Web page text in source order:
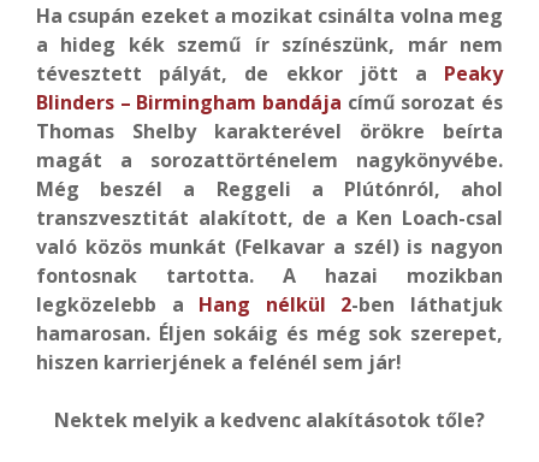
Ha csupán ezeket a mozikat csinálta volna meg
a hideg kék szemű ír színészünk, már nem
tévesztett pályát, de ekkor jött a Peaky
Blinders – Birmingham bandája című sorozat és
Thomas Shelby karakterével örökre beírta
magát a sorozattörténelem nagykönyvébe.
Még beszél a Reggeli a Plútónról, ahol
transzvesztitát alakított, de a Ken Loach-csal
való közös munkát (Felkavar a szél) is nagyon
fontosnak tartotta. A hazai mozikban
legközelebb a Hang nélkül 2-ben láthatjuk
hamarosan. Éljen sokáig és még sok szerepet,
hiszen karrierjének a felénél sem jár!
Nektek melyik a kedvenc alakításotok tőle?